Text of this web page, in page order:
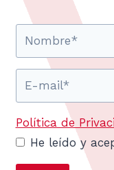
Política de
He leído y